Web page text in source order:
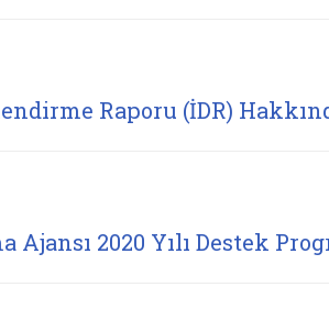
Raporu (İDR)
Ajansı 2020 Yılı Destek